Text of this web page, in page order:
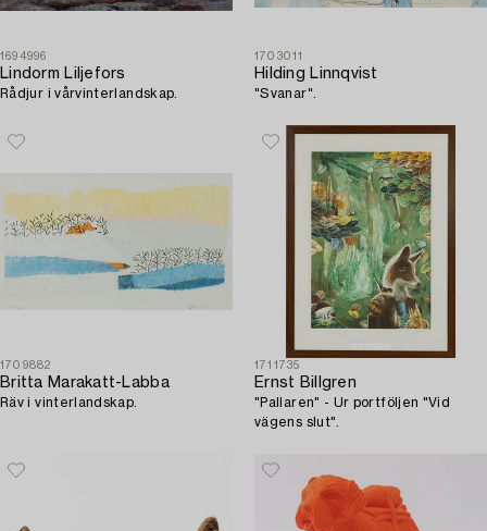
1694996
Lindorm Liljefors
Rådjur i vårvinterlandskap.
1703011
Hilding Linnqvist
"Svanar".
1709882
Britta Marakatt-Labba
Räv i vinterlandskap.
1711735
Ernst Billgren
"Pallaren" - Ur portföljen "Vid
vägens slut".